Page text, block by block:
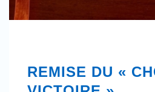
REMISE DU «